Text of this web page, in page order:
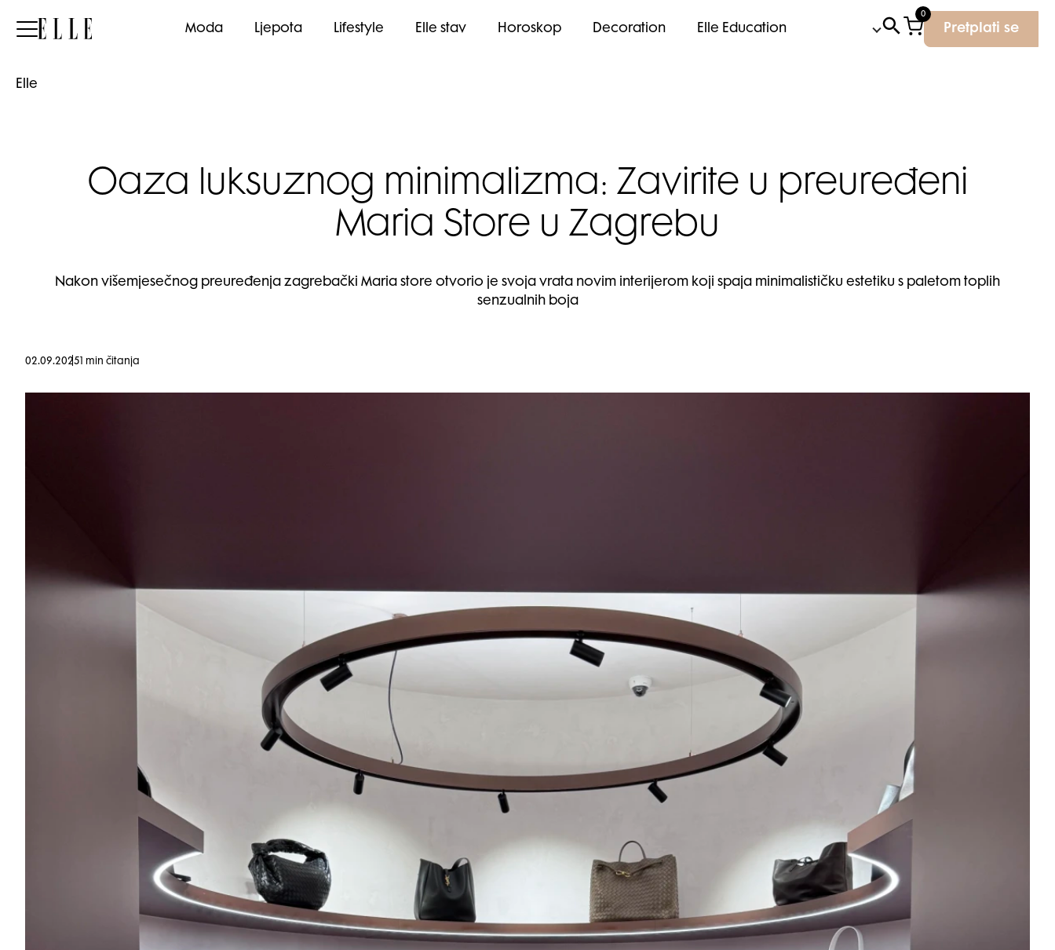
Elle Moda Ljepota Lifestyle Elle stav Horoskop Decoration Elle Education
0
Pretplati se
Elle
Oaza luksuznog minimalizma: Zavirite u preuređeni
Maria Store u Zagrebu
Nakon višemjesečnog preuređenja zagrebački Maria store otvorio je svoja vrata novim interijerom koji spaja minimalističku estetiku s paletom toplih
senzualnih boja
02.09.2025 1 min čitanja